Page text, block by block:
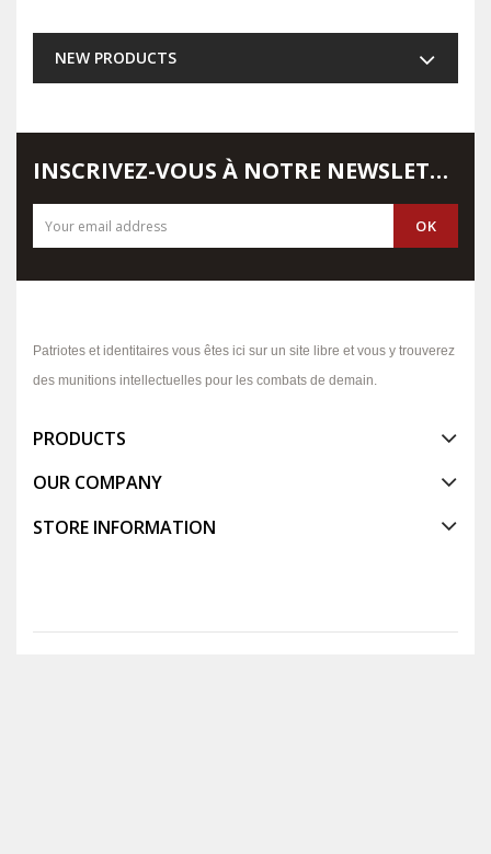
NEW PRODUCTS
INSCRIVEZ-VOUS À NOTRE NEWSLETTER
Patriotes et identitaires vous êtes ici sur un site libre et vous y trouverez
des munitions intellectuelles pour les combats de demain.
PRODUCTS
OUR COMPANY
STORE INFORMATION